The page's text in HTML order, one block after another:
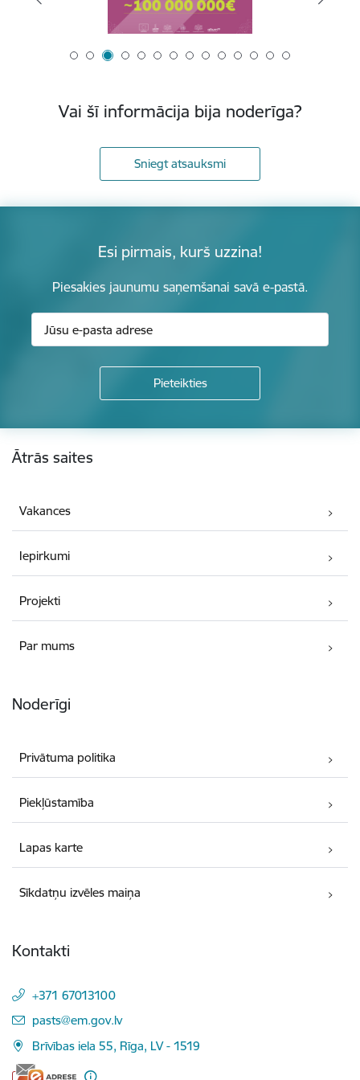
Vai šī informācija bija noderīga?
Sniegt atsauksmi
Esi pirmais, kurš uzzina!
Piesakies jaunumu saņemšanai savā e-pastā.
Ātrās saites
Vakances
Iepirkumi
Projekti
Par mums
Noderīgi
Privātuma politika
Piekļūstamība
Lapas karte
Sīkdatņu izvēles maiņa
Kontakti
+371 67013100
E-pasts:
pasts@em.gov.lv
Brīvības iela 55, Rīga, LV - 1519